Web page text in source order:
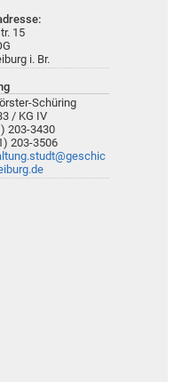
15
i. Br.
Schüring
/ KG IV
203-3430
203-3506